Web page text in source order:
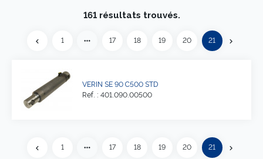
161 résultats trouvés.
chevron_leftPrécédent
1 more_horiz 17 18 19 20 21 chevron_right
VERIN SE 90 C500 STD
Ref. : 401.090.00500
chevron_leftPrécédent
1 more_horiz 17 18 19 20 21 chevron_right